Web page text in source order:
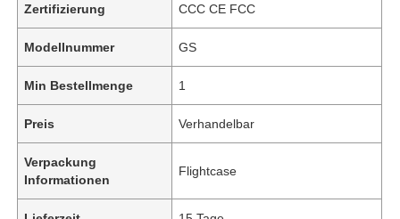
Zertifizierung CCC CE FCC
Modellnummer GS
Min Bestellmenge 1
Preis Verhandelbar
Verpackung
Informationen
Flightcase